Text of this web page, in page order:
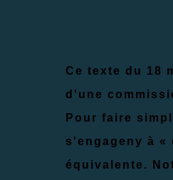
Ce texte du 18
d'une
Pour faire
s'engageny à
équival ente.